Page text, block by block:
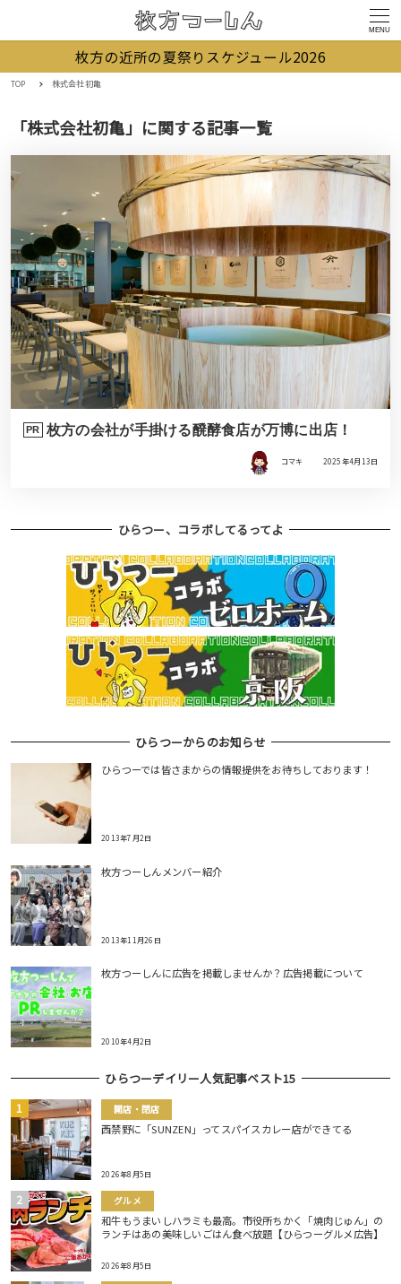
MENU
枚方の近所の夏祭りスケジュール2026
TOP 株式会社初亀
「株式会社初亀」に関する記事一覧
PR 枚方の会社が手掛ける醗酵食店が万博に出店！
コマキ 2025年4月13日
ひらつー、コラボしてるってよ
ひらつーからのお知らせ
ひらつーでは皆さまからの情報提供をお待ちしております！
2013年7月2日
枚方つーしんメンバー紹介
2013年11月26日
枚方つーしんに広告を掲載しませんか？広告掲載について
2010年4月2日
ひらつーデイリー人気記事ベスト15
開店・閉店
西禁野に「SUNZEN」ってスパイスカレー店ができてる
2026年8月5日
グルメ
和牛もうまいしハラミも最高。市役所ちかく「焼肉じゅん」の
ランチはあの美味しいごはん食べ放題【ひらつーグルメ広告】
2026年8月5日